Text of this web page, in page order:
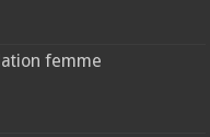
femme